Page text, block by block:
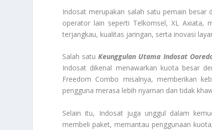
Indosat merupakan salah satu pemain besar
operator lain seperti Telkomsel, XL Axiata,
terjangkau, kualitas jaringan, serta inovasi
Salah satuKeunggulan Utama Indosat
Indosat dikenal menawarkan kuota besar
Freedom Combo misalnya, memberikan
pengguna merasa lebih nyaman dan tidak
Selain itu, Indosat juga unggul dalam
membeli paket, memantau penggunaan